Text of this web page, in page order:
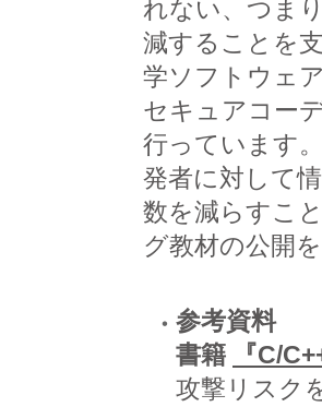
れない、つま
減することを
学ソフトウェ
セキュアコー
行っています
発者に対して
数を減らすこ
グ教材の公開
参考資料
書籍
『C/
攻撃リスク